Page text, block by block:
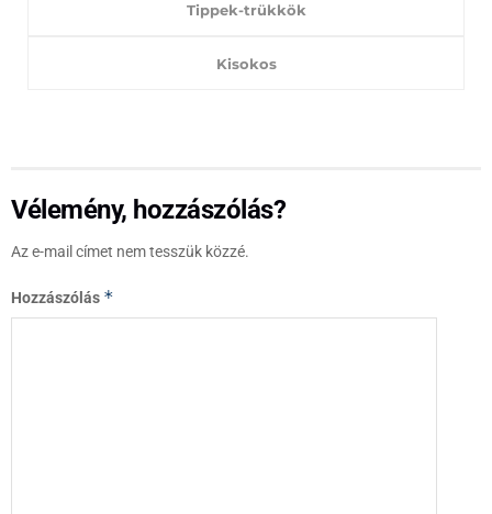
Tippek-trükkök
Kisokos
Vélemény, hozzászólás?
Az e-mail címet nem tesszük közzé.
Hozzászólás *